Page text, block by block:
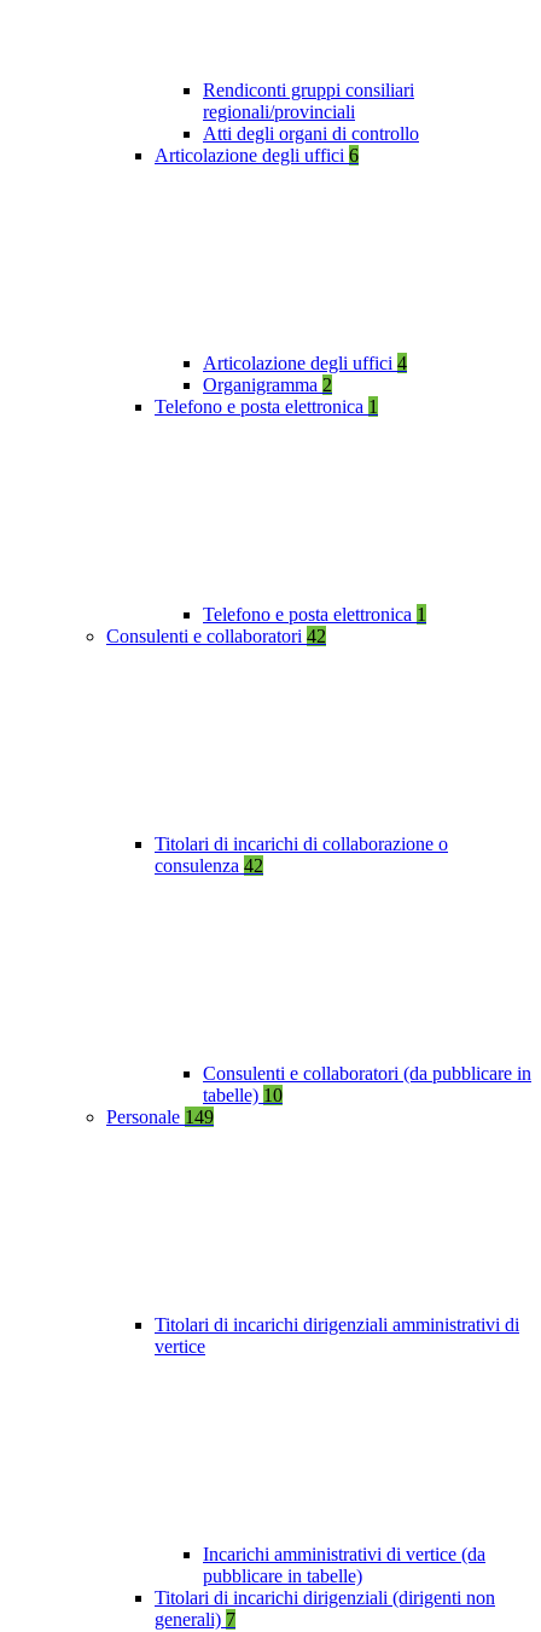
Rendiconti gruppi consiliari
regionali/provinciali
Atti degli organi di controllo
Articolazione degli uffici 6
Articolazione degli uffici 4
Organigramma 2
Telefono e posta elettronica 1
Telefono e posta elettronica 1
Consulenti e collaboratori 42
Titolari di incarichi di collaborazione o
consulenza 42
Consulenti e collaboratori (da pubblicare in
tabelle) 10
Personale 149
Titolari di incarichi dirigenziali amministrativi di
vertice
Incarichi amministrativi di vertice (da
pubblicare in tabelle)
Titolari di incarichi dirigenziali (dirigenti non
generali) 7